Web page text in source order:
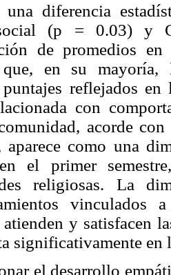
diferencia
(p = 0.03) y
de promedios
en su mayoría,
puntajes reflejados
con
acorde
aparece como una
el primer
religiosas. La
vinculados
y satisfacen
significativamente en
el desarrollo